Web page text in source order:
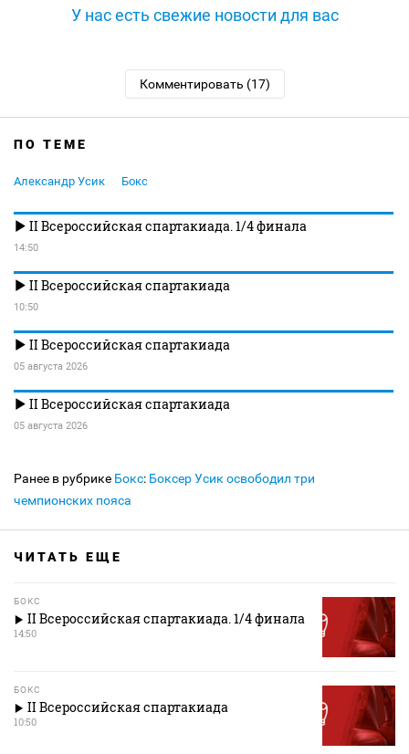
У нас есть свежие новости для вас
Комментировать (17)
ПО ТЕМЕ
Александр Усик Бокс
II Всероссийская спартакиада. 1/4 финала
14:50
II Всероссийская спартакиада
10:50
II Всероссийская спартакиада
05 августа 2026
II Всероссийская спартакиада
05 августа 2026
Ранее в рубрике Бокс: Боксер Усик освободил три
чемпионских пояса
ЧИТАТЬ ЕЩЕ
БОКС
II Всероссийская спартакиада. 1/4 финала
14:50
БОКС
II Всероссийская спартакиада
10:50